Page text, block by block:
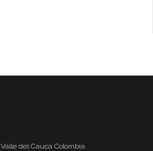
del Cauca Colombia